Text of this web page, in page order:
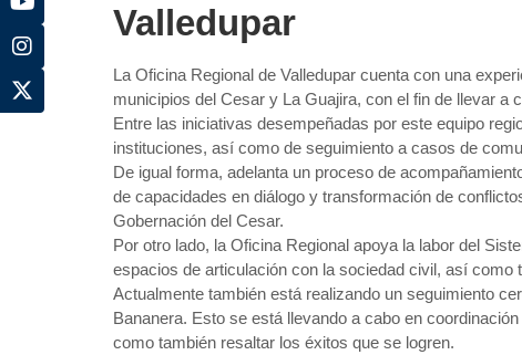
Valledupar
La Oficina Regional de Valledupar cuenta con una
municipios del Cesar y La Guajira, con el fin de llevar
Entre las iniciativas desempeñadas por este equipo
instituciones, así como de seguimiento a casos de
De igual forma, adelanta un proceso de
de capacidades en diálogo y transformación de
Gobernación del Cesar.
Por otro lado, la Oficina Regional apoya la labor del
espacios de articulación con la sociedad civil, así
Actualmente también está realizando un seguimiento
Bananera. Esto se está llevando a cabo en
como también resaltar los éxitos que se logren.